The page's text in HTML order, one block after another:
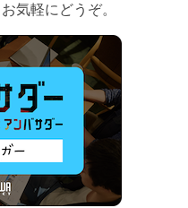
気軽にどうぞ。